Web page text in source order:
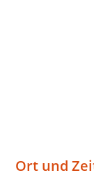
Ort und